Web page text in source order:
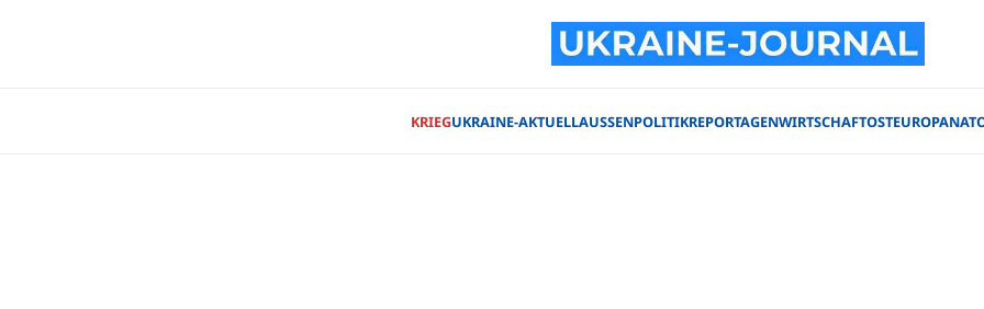
KRIEGUKRAINE-AKTUELLAUSSENPOLITIK REPORTAGENWIRTSCHAFTOSTEUROPA